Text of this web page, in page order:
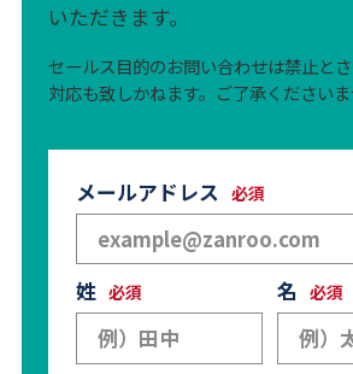
いただきます。
セールス目的のお問い合わせは禁止と
対応も致しかねます。ご了承くださいま
メールアドレス
姓 名